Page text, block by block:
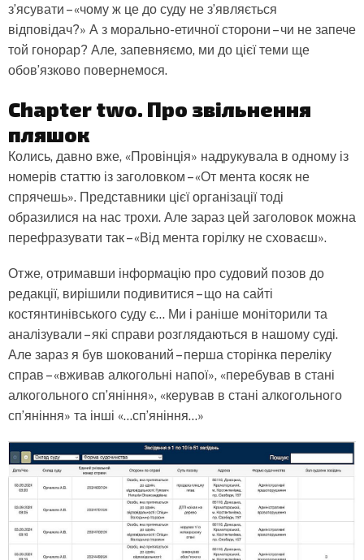
з’ясувати – «чому ж це до суду не з’являється
відповідач?» А з морально-етичної сторони – чи не запече
той гонорар? Але, запевняємо, ми до цієї теми ще
обов’язково повернемося.
Chapter two. Про звільнення
пляшок
Колись, давно вже, «Провінція» надрукувала в одному із
номерів статтю із заголовком – «От мента косяк не
спрячешь». Представники цієї організації тоді
образилися на нас трохи. Але зараз цей заголовок можна
перефразувати так – «Від мента горілку не сховаєш».
Отже, отримавши інформацію про судовий позов до
редакції, вирішили подивитися – що на сайті
костянтинівського суду є... Ми і раніше моніторили та
аналізували – які справи розглядаються в нашому суді.
Але зараз я був шокований – перша сторінка переліку
справ – «вживав алкогольні напої», «перебував в стані
алкогольного сп’яніння», «керував в стані алкогольного
сп’яніння» та інші «…сп’яніння…»